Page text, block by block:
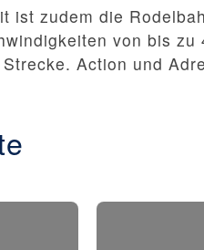
ist zudem die
von bis
Action und